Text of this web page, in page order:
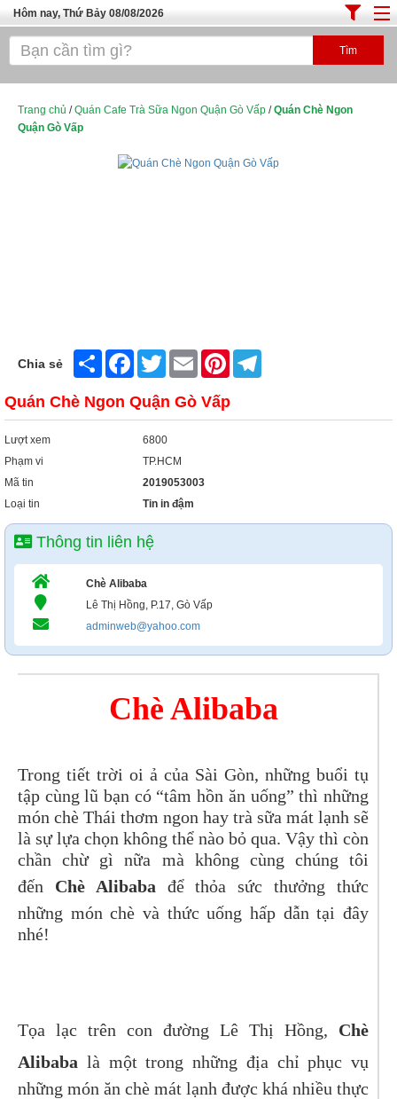
Hôm nay, Thứ Bảy 08/08/2026
Trang chủ
Cafe - Kem- Trà Sữa
Trang chủ /Quán Cafe Trà Sữa Ngon Quận Gò Vấp /Quán Chè Ngon
Quận Gò Vấp
Chia sẻ Share FacebookTwitter Email Pinterest
Quán Chè Ngon Quận Gò Vấp
Lượt xem
6800
Phạm vi
TP.HCM
Mã tin
2019053003
Loại tin
Tin in đậm
Thông tin liên hệ
Chè Alibaba
Lê Thị Hồng, P.17, Gò Vấp
adminweb@yahoo.com
Chè Alibaba
Trong tiết trời oi ả của Sài Gòn, những buổi tụ
tập cùng lũ bạn có “tâm hồn ăn uống” thì những
món chè Thái thơm ngon hay trà sữa mát lạnh sẽ
là sự lựa chọn không thể nào bỏ qua. Vậy thì còn
chần chừ gì nữa mà không cùng chúng tôi
đến Chè Alibaba để thỏa sức thưởng thức
những món chè và thức uống hấp dẫn tại đây
nhé!
Tọa lạc trên con đường Lê Thị Hồng, Chè
Alibaba là một trong những địa chỉ phục vụ
những món ăn chè mát lạnh được khá nhiều thực